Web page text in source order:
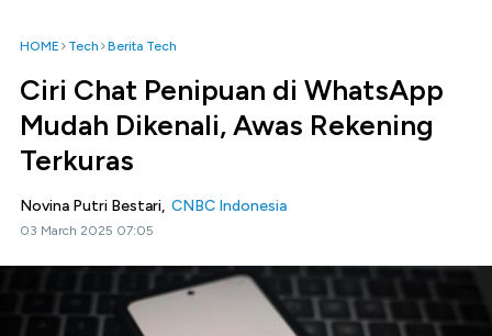
HOME Tech Berita Tech
Ciri Chat Penipuan di WhatsApp
Mudah Dikenali, Awas Rekening
Terkuras
Novina Putri Bestari, CNBC Indonesia
03 March 2025 07:05